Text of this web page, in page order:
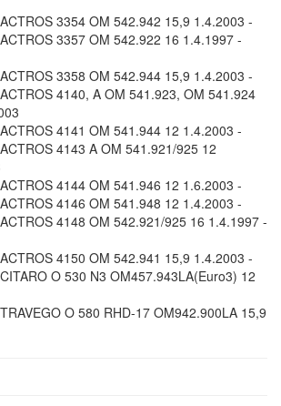
3354 OM 542.942 15,9 1.4.2003 -
3357 OM 542.922 16 1.4.1997 -
3358 OM 542.944 15,9 1.4.2003 -
4140, A OM 541.923, OM 541.924
4141 OM 541.944 12 1.4.2003 -
4143 A OM 541.921/925 12
4144 OM 541.946 12 1.6.2003 -
4146 OM 541.948 12 1.4.2003 -
4148 OM 542.921/925 16 1.4.1997 -
4150 OM 542.941 15,9 1.4.2003 -
O 530 N3 OM457.943LA(Euro3) 12
O 580 RHD-17 OM942.900LA 15,9